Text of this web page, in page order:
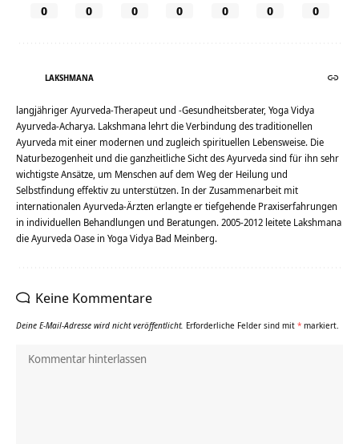
0 0 0 0 0 0 0
LAKSHMANA
langjähriger Ayurveda-Therapeut und -Gesundheitsberater, Yoga Vidya
Ayurveda-Acharya. Lakshmana lehrt die Verbindung des traditionellen
Ayurveda mit einer modernen und zugleich spirituellen Lebensweise. Die
Naturbezogenheit und die ganzheitliche Sicht des Ayurveda sind für ihn sehr
wichtigste Ansätze, um Menschen auf dem Weg der Heilung und
Selbstfindung effektiv zu unterstützen. In der Zusammenarbeit mit
internationalen Ayurveda-Ärzten erlangte er tiefgehende Praxiserfahrungen
in individuellen Behandlungen und Beratungen. 2005-2012 leitete Lakshmana
die Ayurveda Oase in Yoga Vidya Bad Meinberg.
Keine Kommentare
Deine E-Mail-Adresse wird nicht veröffentlicht. Erforderliche Felder sind mit * markiert.